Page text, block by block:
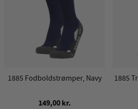
1885 Fodboldstrømper, Navy
149,00 kr.
1885